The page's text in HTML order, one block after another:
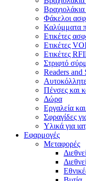
Φάκελοι
Καλύμματα
Ετικέτες
Ετικέτες
Ετικέτες
Στριφτό
Readers and
Πένσες και
Δώρα
Εργαλεία
Σφραγίδες
Υλικά για
Εφαρμογές
Μεταφορές